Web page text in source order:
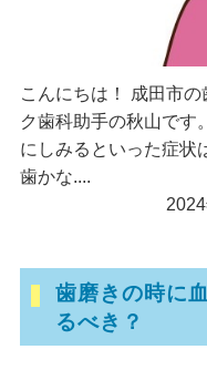
こんにちは！ 成田市
ク歯科助手の秋山です
にしみるといった症状
歯かな....
歯磨きの時に
るべき？